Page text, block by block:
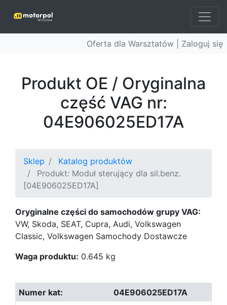
Oferta dla Warsztatów | Zaloguj się
Produkt OE / Oryginalna
część VAG nr:
04E906025ED17A
Sklep
Katalog produktów
Produkt: Moduł sterujący dla sil.benz.
[04E906025ED17A]
Oryginalne części do samochodów grupy VAG:
VW, Skoda, SEAT, Cupra, Audi, Volkswagen
Classic, Volkswagen Samochody Dostawcze
Waga produktu: 0.645 kg
04E906025ED17A